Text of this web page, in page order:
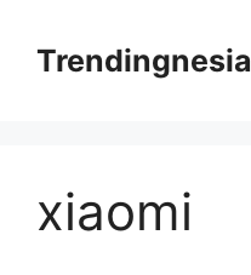
contentTrendingnesia
xiaomi